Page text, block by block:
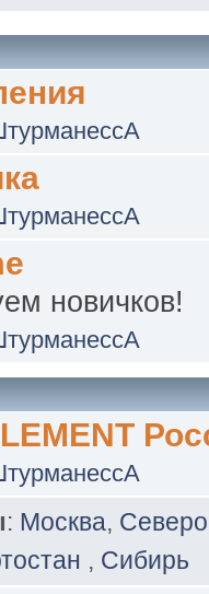
новичков!
: Москва,
, Сибирь